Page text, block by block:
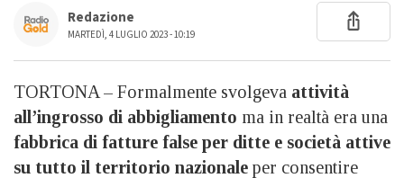
Redazione
MARTEDÌ, 4 LUGLIO 2023 - 10:19
TORTONA – Formalmente svolgeva attività
all’ingrosso di abbigliamento ma in realtà era una
fabbrica di fatture false per ditte e società attive
su tutto il territorio nazionale per consentire